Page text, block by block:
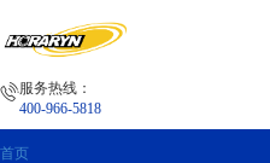
服务热线：
400-966-5818
首页